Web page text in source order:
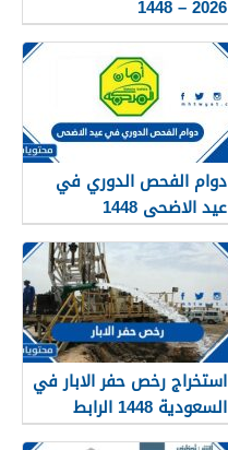
2026 – 1448
دوام الفحص الدوري في
عيد الاضحى 1448
استخراج رخص حفر الابار في
السعودية 1448 الرابط
والشروط بالتفصيل